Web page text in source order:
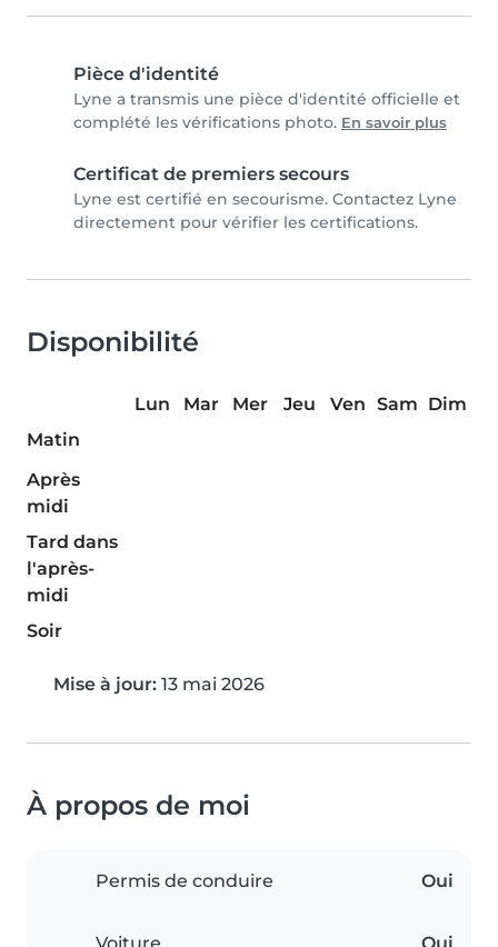
Pièce d'identité
Lyne a transmis une pièce d'identité officielle et
complété les vérifications photo. En savoir plus
Certificat de premiers secours
Lyne est certifié en secourisme. Contactez Lyne
directement pour vérifier les certifications.
Disponibilité
Lun Mar Mer Jeu Ven Sam Dim
Matin
Après
midi
Tard dans
l'après-
midi
Soir
Mise à jour: 13 mai 2026
À propos de moi
Permis de conduire Oui